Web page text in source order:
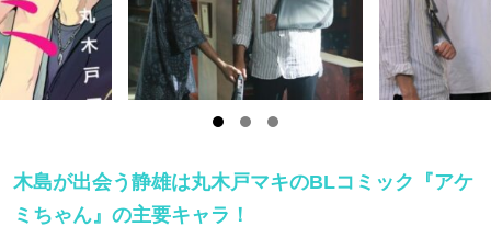
木島が出会う静雄は丸木戸マキのBLコミック『アケ
ミちゃん』の主要キャラ！